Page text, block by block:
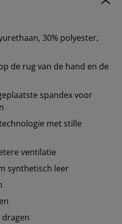
30% polyester,
de rug van de hand en de
spandex voor
met stille
ventilatie
synthetisch leer